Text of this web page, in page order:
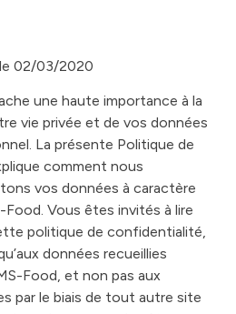
02/03/2020
une haute importance à la
vie privée et de vos données
La présente Politique de
comment nous
vos données à caractère
Food. Vous êtes invités à lire
politique de confidentialité,
données recueillies
Food, et non pas aux
par le biais de tout autre site